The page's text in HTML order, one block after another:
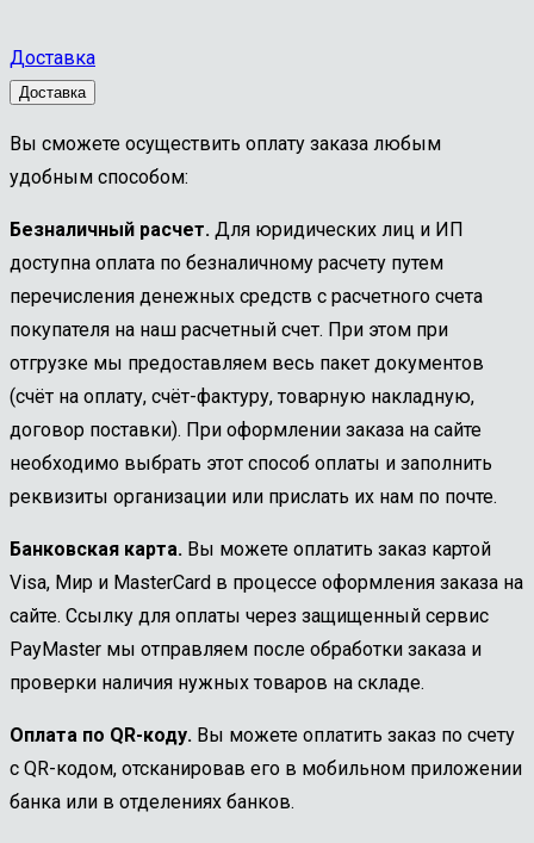
Доставка
Доставка
Вы сможете осуществить оплату заказа любым
удобным способом:
Безналичный расчет. Для юридических лиц и ИП
доступна оплата по безналичному расчету путем
перечисления денежных средств с расчетного счета
покупателя на наш расчетный счет. При этом при
отгрузке мы предоставляем весь пакет документов
(счёт на оплату, счёт-фактуру, товарную накладную,
договор поставки). При оформлении заказа на сайте
необходимо выбрать этот способ оплаты и заполнить
реквизиты организации или прислать их нам по почте.
Банковская карта. Вы можете оплатить заказ картой
Visa, Мир и MasterCard в процессе оформления заказа на
сайте. Ссылку для оплаты через защищенный сервис
PayMaster мы отправляем после обработки заказа и
проверки наличия нужных товаров на складе.
Оплата по QR-коду. Вы можете оплатить заказ по счету
с QR-кодом, отсканировав его в мобильном приложении
банка или в отделениях банков.